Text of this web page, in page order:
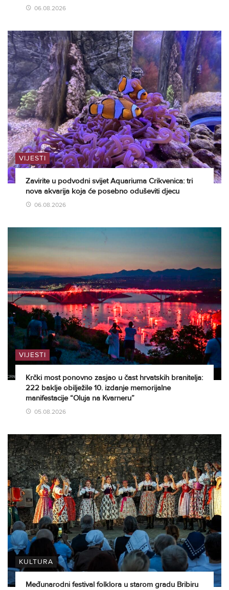
06.08.2026
VIJESTI
Zavirite u podvodni svijet Aquariuma Crikvenica: tri
nova akvarija koja će posebno oduševiti djecu
06.08.2026
VIJESTI
Krčki most ponovno zasjao u čast hrvatskih branitelja:
222 baklje obilježile 10. izdanje memorijalne
manifestacije “Oluja na Kvarneru”
05.08.2026
KULTURA
Međunarodni festival folklora u starom gradu Bribiru